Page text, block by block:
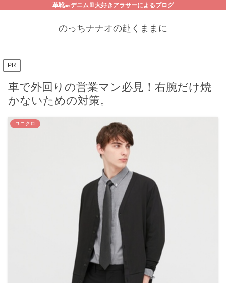
革靴👞デニム👖大好きアラサーによるブログ
のっちナナオの赴くままに
PR
車で外回りの営業マン必見！右腕だけ焼
かないための対策。
ユニクロ